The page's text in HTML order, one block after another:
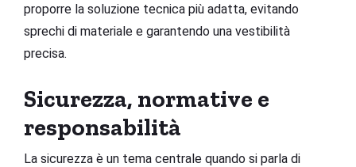
proporre la soluzione tecnica più adatta, evitando
sprechi di materiale e garantendo una vestibilità
precisa.
Sicurezza, normative e
responsabilità
La sicurezza è un tema centrale quando si parla di